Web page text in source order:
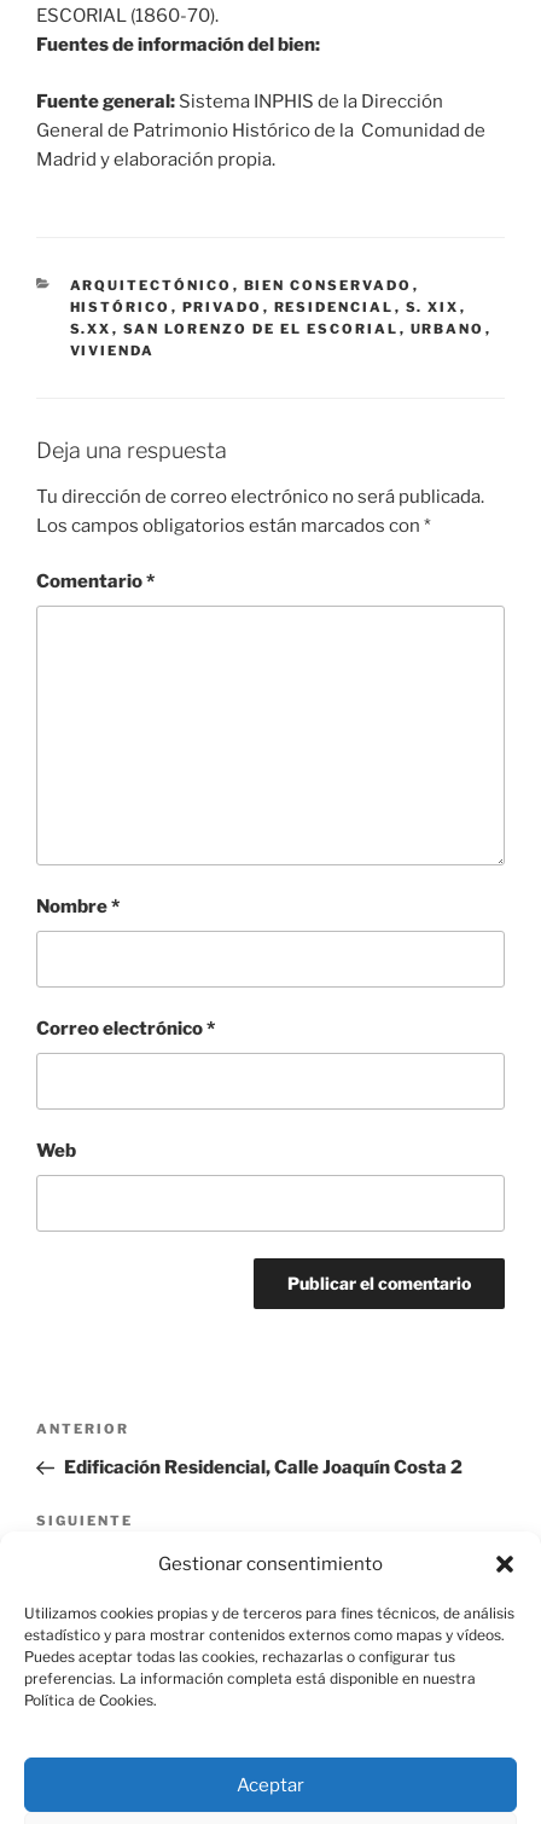
Gestionar consentimiento
Utilizamos cookies propias y de terceros para fines técnicos, de análisis
estadístico y para mostrar contenidos externos como mapas y vídeos.
Puedes aceptar todas las cookies, rechazarlas o configurar tus
preferencias. La información completa está disponible en nuestra
Política de Cookies.
Aceptar
ESCORIAL (1860-70).
Fuentes de información del bien:
Fuente general: Sistema INPHIS de la Dirección
General de Patrimonio Histórico de la Comunidad de
Madrid y elaboración propia.
CATEGORÍAS
ARQUITECTÓNICO , BIEN CONSERVADO ,
HISTÓRICO , PRIVADO , RESIDENCIAL , S. XIX ,
S.XX , SAN LORENZO DE EL ESCORIAL , URBANO ,
VIVIENDA
Deja una respuesta
Tu dirección de correo electrónico no será publicada.
Los campos obligatorios están marcados con *
Comentario*
Nombre*
Correo electrónico*
Web
Navegación
entradas
Entrada
anterior:
ANTERIOR
Edificación Residencial, Calle Joaquín Costa 2
Siguiente
SIGUIENTE
Edificación Residencial, Calle Juan de Leyva 3